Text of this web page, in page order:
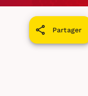
Partager